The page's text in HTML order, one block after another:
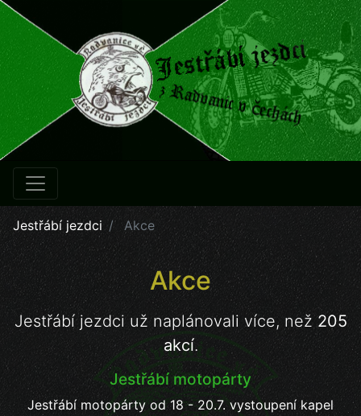
Jestřábí jezdci Akce
Akce
Jestřábí jezdci už naplánovali více, než205
akcí.
Jestřábí motopárty
Jestřábí motopárty od 18 - 20.7. vystoupení kapel